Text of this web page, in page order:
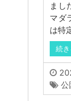
まし
マダ
は特
続
公